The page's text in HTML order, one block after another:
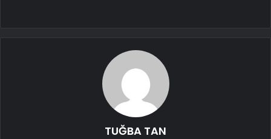
TUĞBA TAN